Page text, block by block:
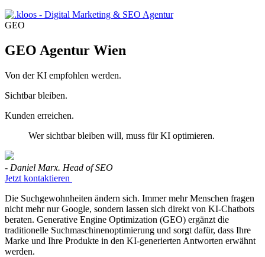
GEO
GEO Agentur Wien
Von der KI empfohlen werden.
Sichtbar bleiben.
Kunden erreichen.
Wer sichtbar bleiben will, muss für KI optimieren.
- Daniel Marx. Head of SEO
Jetzt kontaktieren
Die Suchgewohnheiten ändern sich. Immer mehr Menschen fragen
nicht mehr nur Google, sondern lassen sich direkt von KI-Chatbots
beraten. Generative Engine Optimization (GEO) ergänzt die
traditionelle Suchmaschinenoptimierung und sorgt dafür, dass Ihre
Marke und Ihre Produkte in den KI-generierten Antworten erwähnt
werden.